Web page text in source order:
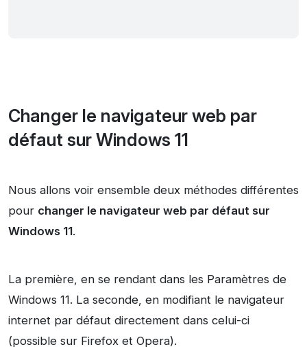
Changer le navigateur web par
défaut sur Windows 11
Nous allons voir ensemble deux méthodes différentes
pour changer le navigateur web par défaut sur
Windows 11.
La première, en se rendant dans les Paramètres de
Windows 11. La seconde, en modifiant le navigateur
internet par défaut directement dans celui-ci
(possible sur Firefox et Opera).